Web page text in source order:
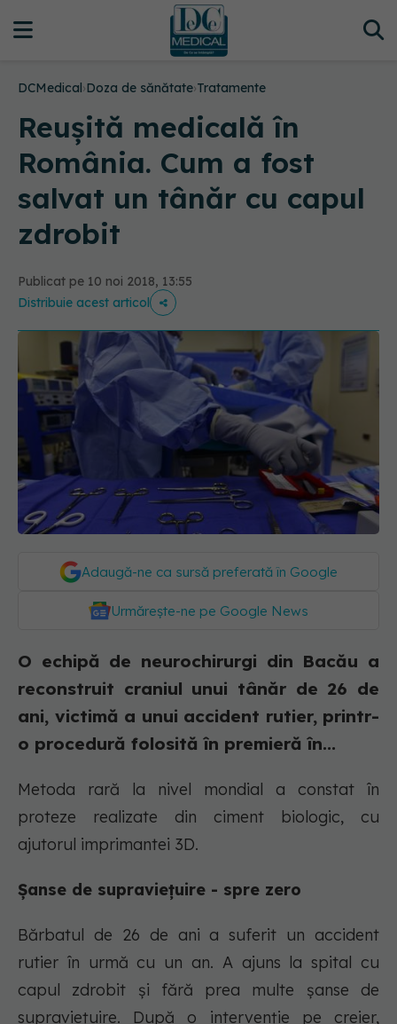
DCMedical›Doza de sănătate›Tratamente
Reușită medicală în
România. Cum a fost
salvat un tânăr cu capul
zdrobit
Publicat pe 10 noi 2018, 13:55
Distribuie acest articol
Adaugă-ne ca sursă preferată în Google
Urmărește-ne pe Google News
O echipă de neurochirurgi din Bacău a
reconstruit craniul unui tânăr de 26 de
ani, victimă a unui accident rutier, printr-
o procedură folosită în premieră în...
Metoda rară la nivel mondial a constat în
proteze realizate din ciment biologic, cu
ajutorul imprimantei 3D.
Șanse de supraviețuire - spre zero
Bărbatul de 26 de ani a suferit un accident
rutier în urmă cu un an. A ajuns la spital cu
capul zdrobit şi fără prea multe şanse de
supravieţuire. După o intervenție pe creier,